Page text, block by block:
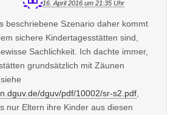
16. April 2016 um 21:35 Uhr
beschriebene Szenario daher kommt
sichere Kindertagesstätten sind,
Sachlichkeit. Ich dachte immer,
grundsätzlich mit Zäunen
dguv/pdf/10002/sr-s2.pdf
nur Eltern ihre Kinder aus diesen